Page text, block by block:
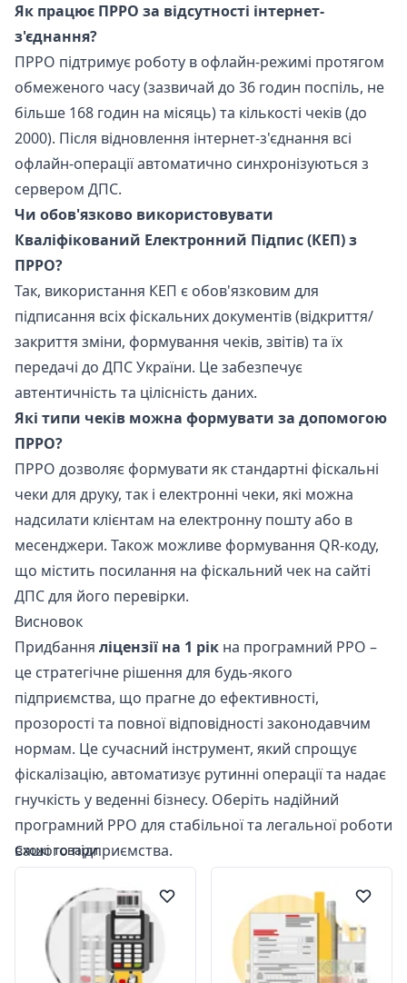
Як працює ПРРО за відсутності інтернет-
з'єднання?
ПРРО підтримує роботу в офлайн-режимі протягом
обмеженого часу (зазвичай до 36 годин поспіль, не
більше 168 годин на місяць) та кількості чеків (до
2000). Після відновлення інтернет-з'єднання всі
офлайн-операції автоматично синхронізуються з
сервером ДПС.
Чи обов'язково використовувати
Кваліфікований Електронний Підпис (КЕП) з
ПРРО?
Так, використання КЕП є обов'язковим для
підписання всіх фіскальних документів (відкриття/
закриття зміни, формування чеків, звітів) та їх
передачі до ДПС України. Це забезпечує
автентичність та цілісність даних.
Які типи чеків можна формувати за допомогою
ПРРО?
ПРРО дозволяє формувати як стандартні фіскальні
чеки для друку, так і електронні чеки, які можна
надсилати клієнтам на електронну пошту або в
месенджери. Також можливе формування QR-коду,
що містить посилання на фіскальний чек на сайті
ДПС для його перевірки.
Висновок
Придбання ліцензії на 1 рік на програмний РРО –
це стратегічне рішення для будь-якого
підприємства, що прагне до ефективності,
прозорості та повної відповідності законодавчим
нормам. Це сучасний інструмент, який спрощує
фіскалізацію, автоматизує рутинні операції та надає
гнучкість у веденні бізнесу. Оберіть надійний
програмний РРО для стабільної та легальної роботи
вашого підприємства.
Схожі товари